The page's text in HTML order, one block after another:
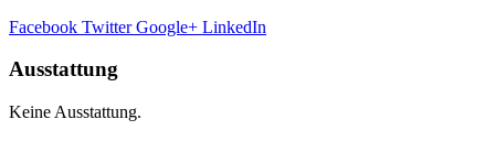
Facebook TwitterGoogle+ LinkedIn
Ausstattung
Keine Ausstattung.